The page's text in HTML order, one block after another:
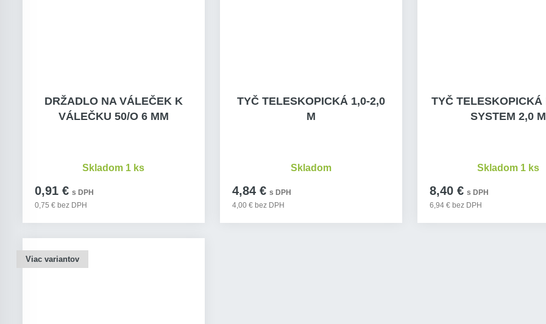
DRŽADLO NA VÁLEČEK K
VÁLEČKU 50/O 6 MM
0,91 € s DPH
0,75 € bez DPH
Skladom 1 ks
TYČ TELESKOPICKÁ 1,0-2,0
M
4,84 € s DPH
4,00 € bez DPH
Skladom
TYČ TELESKOPICKÁ
SYSTEM 2,0 M
8,40 € s DPH
6,94 € bez DPH
Skladom 1 ks
Viac variantov